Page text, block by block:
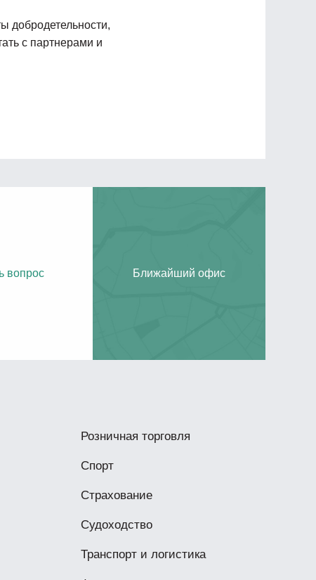
добродетельности,
с партнерами и
вопрос Ближайший офис
Розничная торговля
Спорт
Страхование
Судоходство
Транспорт и логистика